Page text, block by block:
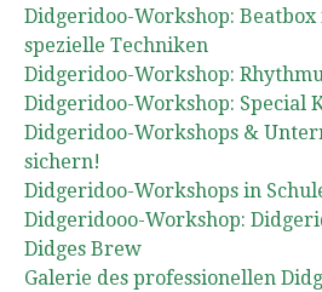
Didgeridoo-Workshop:
spezielle Techniken
Didgeridoo-Workshop:
Didgeridoo-Workshop: Special
Didgeridoo-Workshops &
sichern!
Didgeridoo-Workshops in
Didgeridooo-Workshop:
Didges Brew
Galerie des professionellen